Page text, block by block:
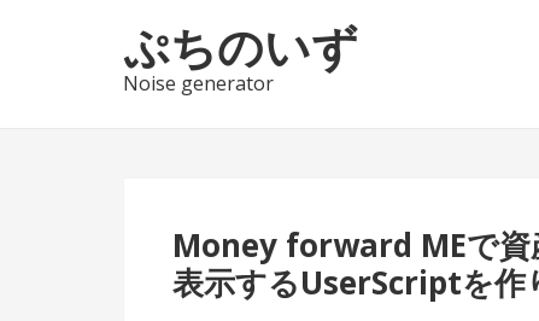
ビ
ゲ
ン
テ
ぷちのいず
Noise generator
Money forward MEで資
表示するUserScriptを作